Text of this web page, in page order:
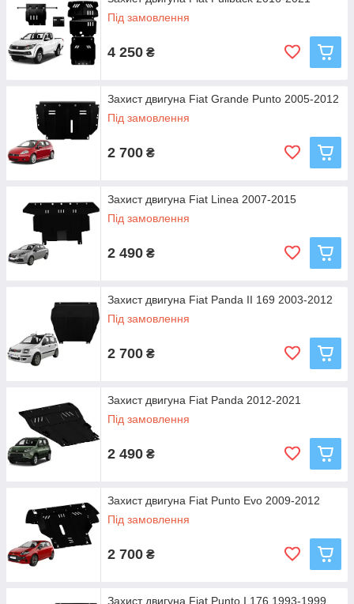
Під замовлення
4 250 ₴
Захист двигуна Fiat Grande Punto 2005-2012
Під замовлення
2 700 ₴
Захист двигуна Fiat Linea 2007-2015
Під замовлення
2 490 ₴
Захист двигуна Fiat Panda II 169 2003-2012
Під замовлення
2 700 ₴
Захист двигуна Fiat Panda 2012-2021
Під замовлення
2 490 ₴
Захист двигуна Fiat Punto Evo 2009-2012
Під замовлення
2 700 ₴
Захист двигуна Fiat Punto I 176 1993-1999